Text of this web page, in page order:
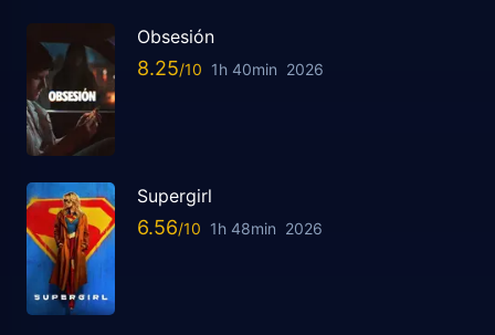
Obsesión
8.25 1h 40min 2026
Supergirl
6.56 1h 48min 2026